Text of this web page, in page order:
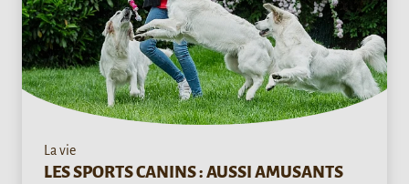
La vie
LES SPORTS CANINS : AUSSI AMUSANTS